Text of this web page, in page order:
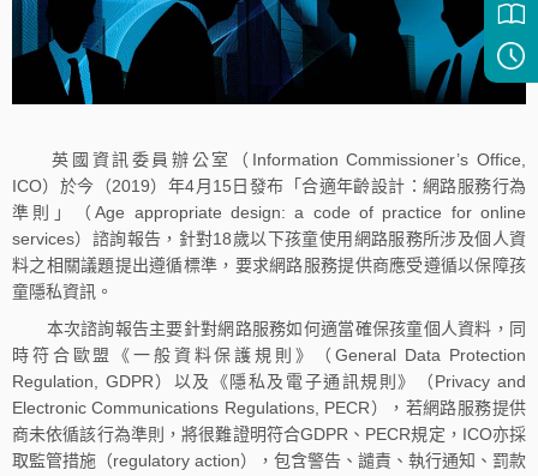
英國資訊委員辦公室（Information Commissioner’s Office,
ICO）於今（2019）年4月15日發布「合適年齡設計：網路服務行為
準則」（Age appropriate design: a code of practice for online
services）諮詢報告，針對18歲以下孩童使用網路服務所涉及個人資
料之相關議題提出遵循標準，要求網路服務提供商應受遵循以保障孩
童隱私資訊。
本次諮詢報告主要針對網路服務如何適當確保孩童個人資料，同
時符合歐盟《一般資料保護規則》（General Data Protection
Regulation, GDPR）以及《隱私及電子通訊規則》（Privacy and
Electronic Communications Regulations, PECR），若網路服務提供
商未依循該行為準則，將很難證明符合GDPR、PECR規定，ICO亦採
取監管措施（regulatory action），包含警告、譴責、執行通知、罰款